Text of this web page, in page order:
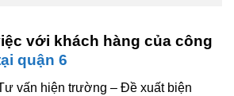
với khách hàng của công
quận 6
vấn hiện trường – Đề xuất biện